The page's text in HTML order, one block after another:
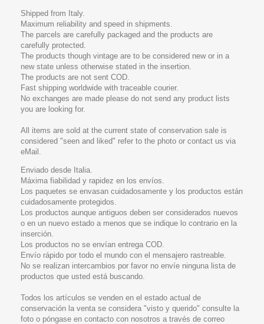
Shipped from Italy.
Maximum reliability and speed in shipments.
The parcels are carefully packaged and the products are
carefully protected.
The products though vintage are to be considered new or in a
new state unless otherwise stated in the insertion.
The products are not sent COD.
Fast shipping worldwide with traceable courier.
No exchanges are made please do not send any product lists
you are looking for.
All items are sold at the current state of conservation sale is
considered "seen and liked" refer to the photo or contact us via
eMail.
Enviado desde Italia.
Máxima fiabilidad y rapidez en los envíos.
Los paquetes se envasan cuidadosamente y los productos están
cuidadosamente protegidos.
Los productos aunque antiguos deben ser considerados nuevos
o en un nuevo estado a menos que se indique lo contrario en la
inserción.
Los productos no se envían entrega COD.
Envío rápido por todo el mundo con el mensajero rastreable.
No se realizan intercambios por favor no envíe ninguna lista de
productos que usted está buscando.
Todos los artículos se venden en el estado actual de
conservación la venta se considera "visto y querido" consulte la
foto o póngase en contacto con nosotros a través de correo